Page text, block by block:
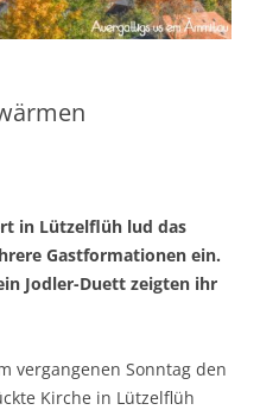
in Lützelflüh lud das
Gastformationen ein.
Jodler-Duett zeigten ihr
vergangenen Sonntag den
Kirche in Lützelflüh